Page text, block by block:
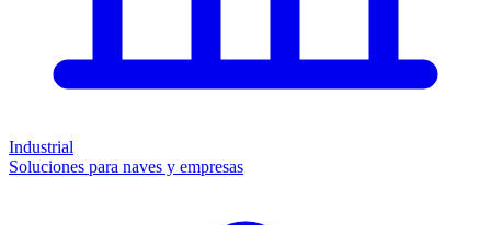
Industrial
Soluciones para naves y empresas